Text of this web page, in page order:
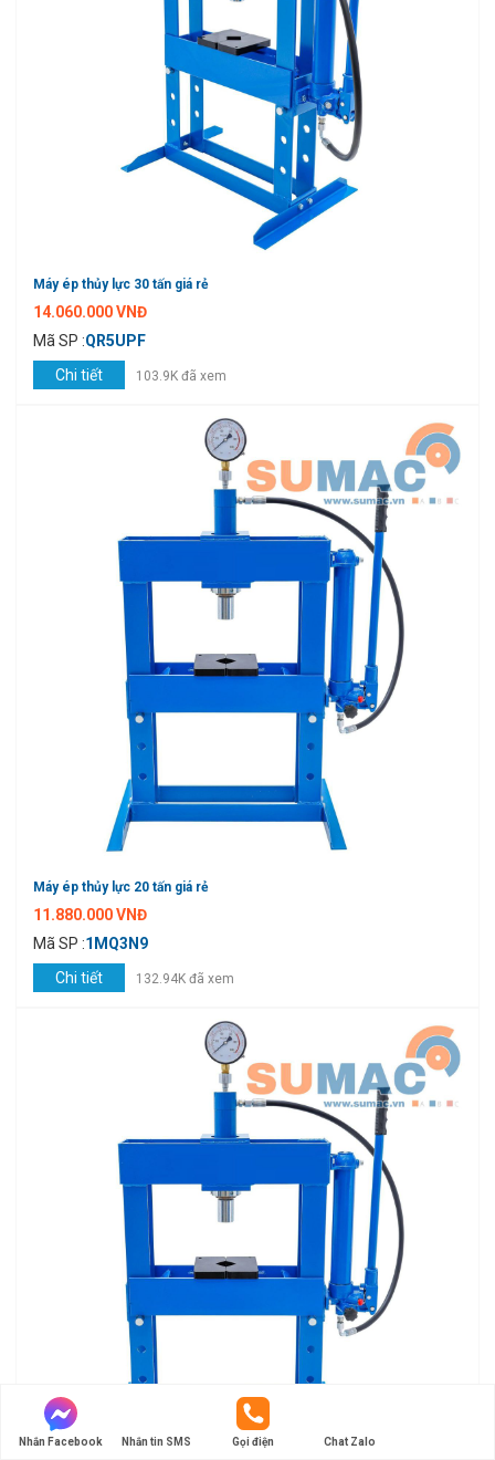
Máy ép thủy lực 30 tấn giá rẻ
14.060.000 VNĐ
Mã SP :QR5UPF
Chi tiết
103.9K đã xem
Máy ép thủy lực 20 tấn giá rẻ
11.880.000 VNĐ
Mã SP :1MQ3N9
Chi tiết
132.94K đã xem
Nhắn Facebook Nhắn tin SMS Gọi điện Chat Zalo